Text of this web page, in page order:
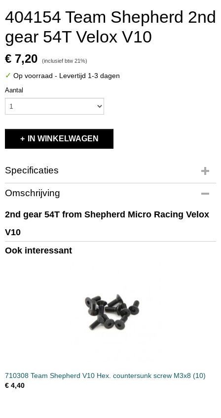
404154 Team Shepherd 2nd
gear 54T Velox V10
€ 7,20 (inclusief btw 21%)
✓ Op voorraad - Levertijd 1-3 dagen
Aantal
IN WINKELWAGEN
Specificaties
Productcode
404154
EAN code
404154
Productcode leverancier
404154
Bruto gewicht
Omschrijving
2nd gear 54T from Shepherd Micro Racing Velox
V10
Ook interessant
710308 Team Shepherd V10 Hex. countersunk screw M3x8 (10)
€ 4,40